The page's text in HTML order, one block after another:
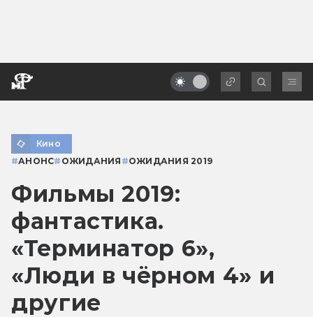
Кино
#АНОНС# ОЖИДАНИЯ #ОЖИДАНИЯ 2019
Фильмы 2019:
фантастика.
«Терминатор 6»,
«Люди в чёрном 4» и
другие